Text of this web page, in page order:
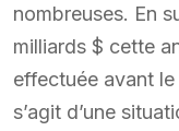
nombreuses. En
milliards $ cette
effectuée avant
s’agit d’une